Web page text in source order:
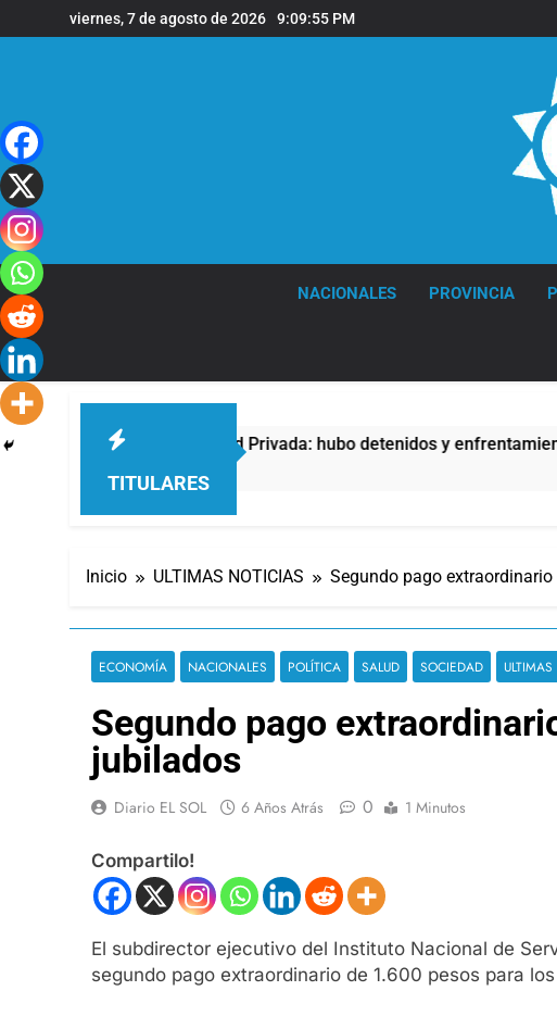
al
viernes, 7 de agosto de 2026 9:09:55 PM
NACIONALES PROVINCIA
TITULARES
la Ley de Propiedad Privada: hubo detenidos y enfrentamientos
Inicio ULTIMAS NOTICIAS Segundo pago
ECONOMÍA NACIONALES POLÍTICA SALUD SOCIEDAD
Segundo pago
jubilados
Diario EL SOL 6 Años Atrás 0 1 Minutos
Compartilo!
El subdirector ejecutivo del Instituto Nacional de
segundo pago extraordinario de 1.600 pesos para